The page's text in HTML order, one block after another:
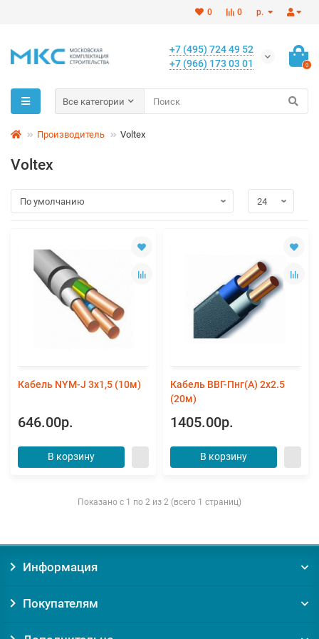
р.
0
0
+7 (495) 724 49 52
+7 (966) 173 03 01
0
Все категории
Производитель Voltex
Voltex
Кабель NYM-J 3х1,5 (10м)
646.00р.
В корзину
Кабель ВВГ-Пнг(А) 2х2.5
(20м)
1405.00р.
В корзину
Показано с 1 по 2 из 2 (всего 1 страниц)
Информация
Покупателям